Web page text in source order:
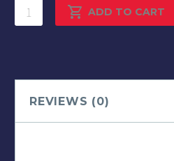
GESTÃO
PUBLICA
ADD TO CART
REVIEWS (0)